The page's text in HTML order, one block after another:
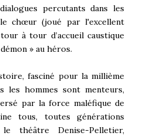
percutants dans les
chœur (joué par l'excellent
à tour d’accueil caustique
» au héros.
fasciné pour la millième
hommes sont menteurs,
par la force maléfique de
tous, toutes générations
théâtre Denise-Pelletier,